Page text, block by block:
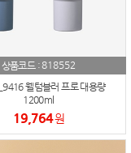
상품코드 :818552
웰텀블러 프로 대용량
1200ml
19,764원